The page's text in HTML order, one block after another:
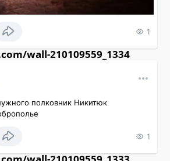
1
wall-210109559_1334
полковник Никитюк
1